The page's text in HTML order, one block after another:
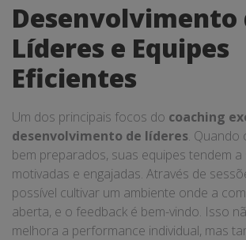
Desenvolvimento
Líderes e Equipes
Eficientes
Um dos principais focos do coaching
desenvolvimento de líderes. Quando
bem preparados, suas equipes tendem a
motivadas e engajadas. Através de
possível cultivar um ambiente onde a
aberta, e o feedback é bem-vindo. Isso
melhora a performance individual, mas